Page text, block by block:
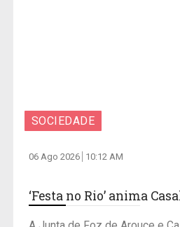
SOCIEDADE
06 Ago 2026 10:12 AM
‘Festa no Rio’ anima